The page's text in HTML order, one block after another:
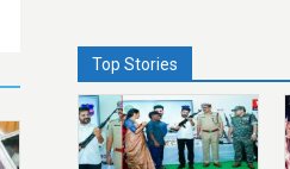
Top Stories